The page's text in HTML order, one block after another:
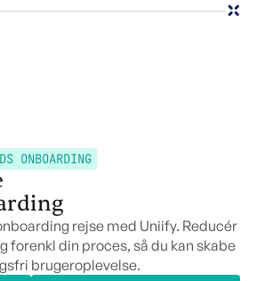
ONBOARDING
rejse med Uniify. Reducér
forenkl din proces, så du kan skabe
brugeroplevelse.